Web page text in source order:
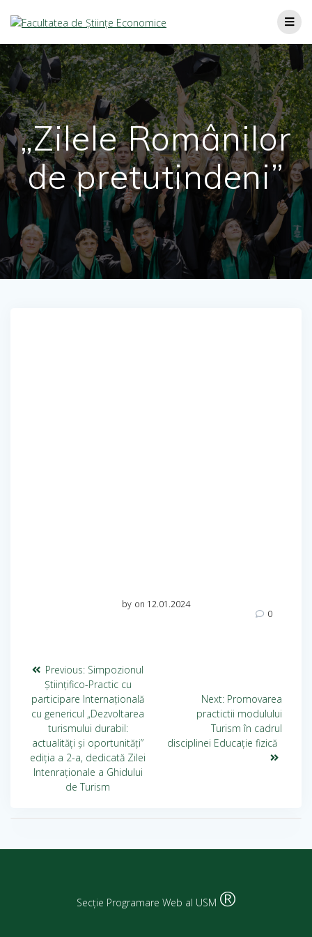
„Zilele Românilor
de pretutindeni”
by on 12.01.2024
0
Previous: Simpozionul
Științifico-Practic cu
participare Internațională
cu genericul „Dezvoltarea
turismului durabil:
actualități și oportunități”
ediția a 2-a, dedicată Zilei
Intenraționale a Ghidului
de Turism
Next: Promovarea
practictii modulului
Turism în cadrul
disciplinei Educație fizică
Secție Programare Web al USM ®